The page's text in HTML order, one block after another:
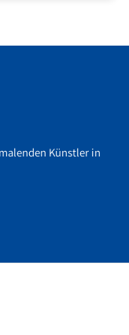
Künstler in